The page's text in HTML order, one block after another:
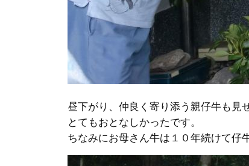
昼下がり、仲良く寄り添う親仔牛も見
とてもおとなしかったです。
ちなみにお母さん牛は１０年続けて仔